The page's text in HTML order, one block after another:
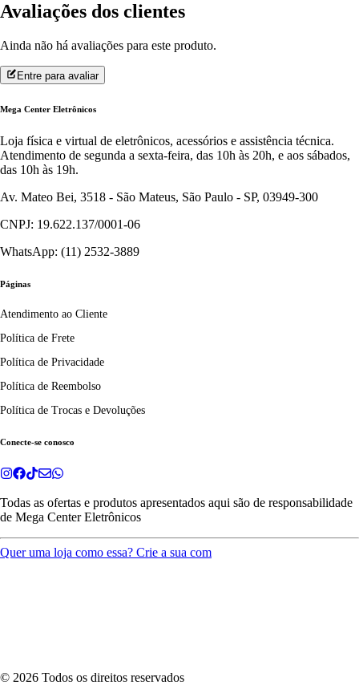
Avaliações dos clientes
Ainda não há avaliações para este produto.
Entre para avaliar
Mega Center Eletrônicos
Loja física e virtual de eletrônicos, acessórios e assistência técnica.
Atendimento de segunda a sexta-feira, das 10h às 20h, e aos sábados,
das 10h às 19h.
Av. Mateo Bei, 3518 - São Mateus, São Paulo - SP, 03949-300
CNPJ: 19.622.137/0001-06
WhatsApp: (11) 2532-3889
Páginas
Atendimento ao Cliente
Política de Frete
Política de Privacidade
Política de Reembolso
Política de Trocas e Devoluções
Conecte-se conosco
Todas as ofertas e produtos apresentados aqui são de responsabilidade
de Mega Center Eletrônicos
Quer uma loja como essa? Crie a sua com
© 2026 Todos os direitos reservados